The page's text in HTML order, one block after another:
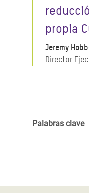
propia
Jeremy
Director
Palabras clave